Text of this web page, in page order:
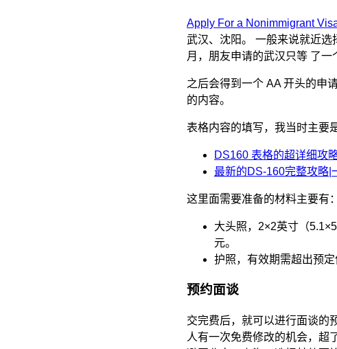
Apply For a Nonimmigrant
武汉、沈阳。 一般来说就近
月，朋友申请的武汉只等 了一
之后会得到一个 AA 开头的申
的内容。
表格内容的填写，我当时主要
DS160 表格的超详细攻
最新的DS-160完整攻略|
这里面需要准备的材料主要有：
大头照，2×2英寸（
元。
护照，有效期需超出预
预约面谈
交完费后，就可以进行面谈的
人有一次免费修改的机会，超